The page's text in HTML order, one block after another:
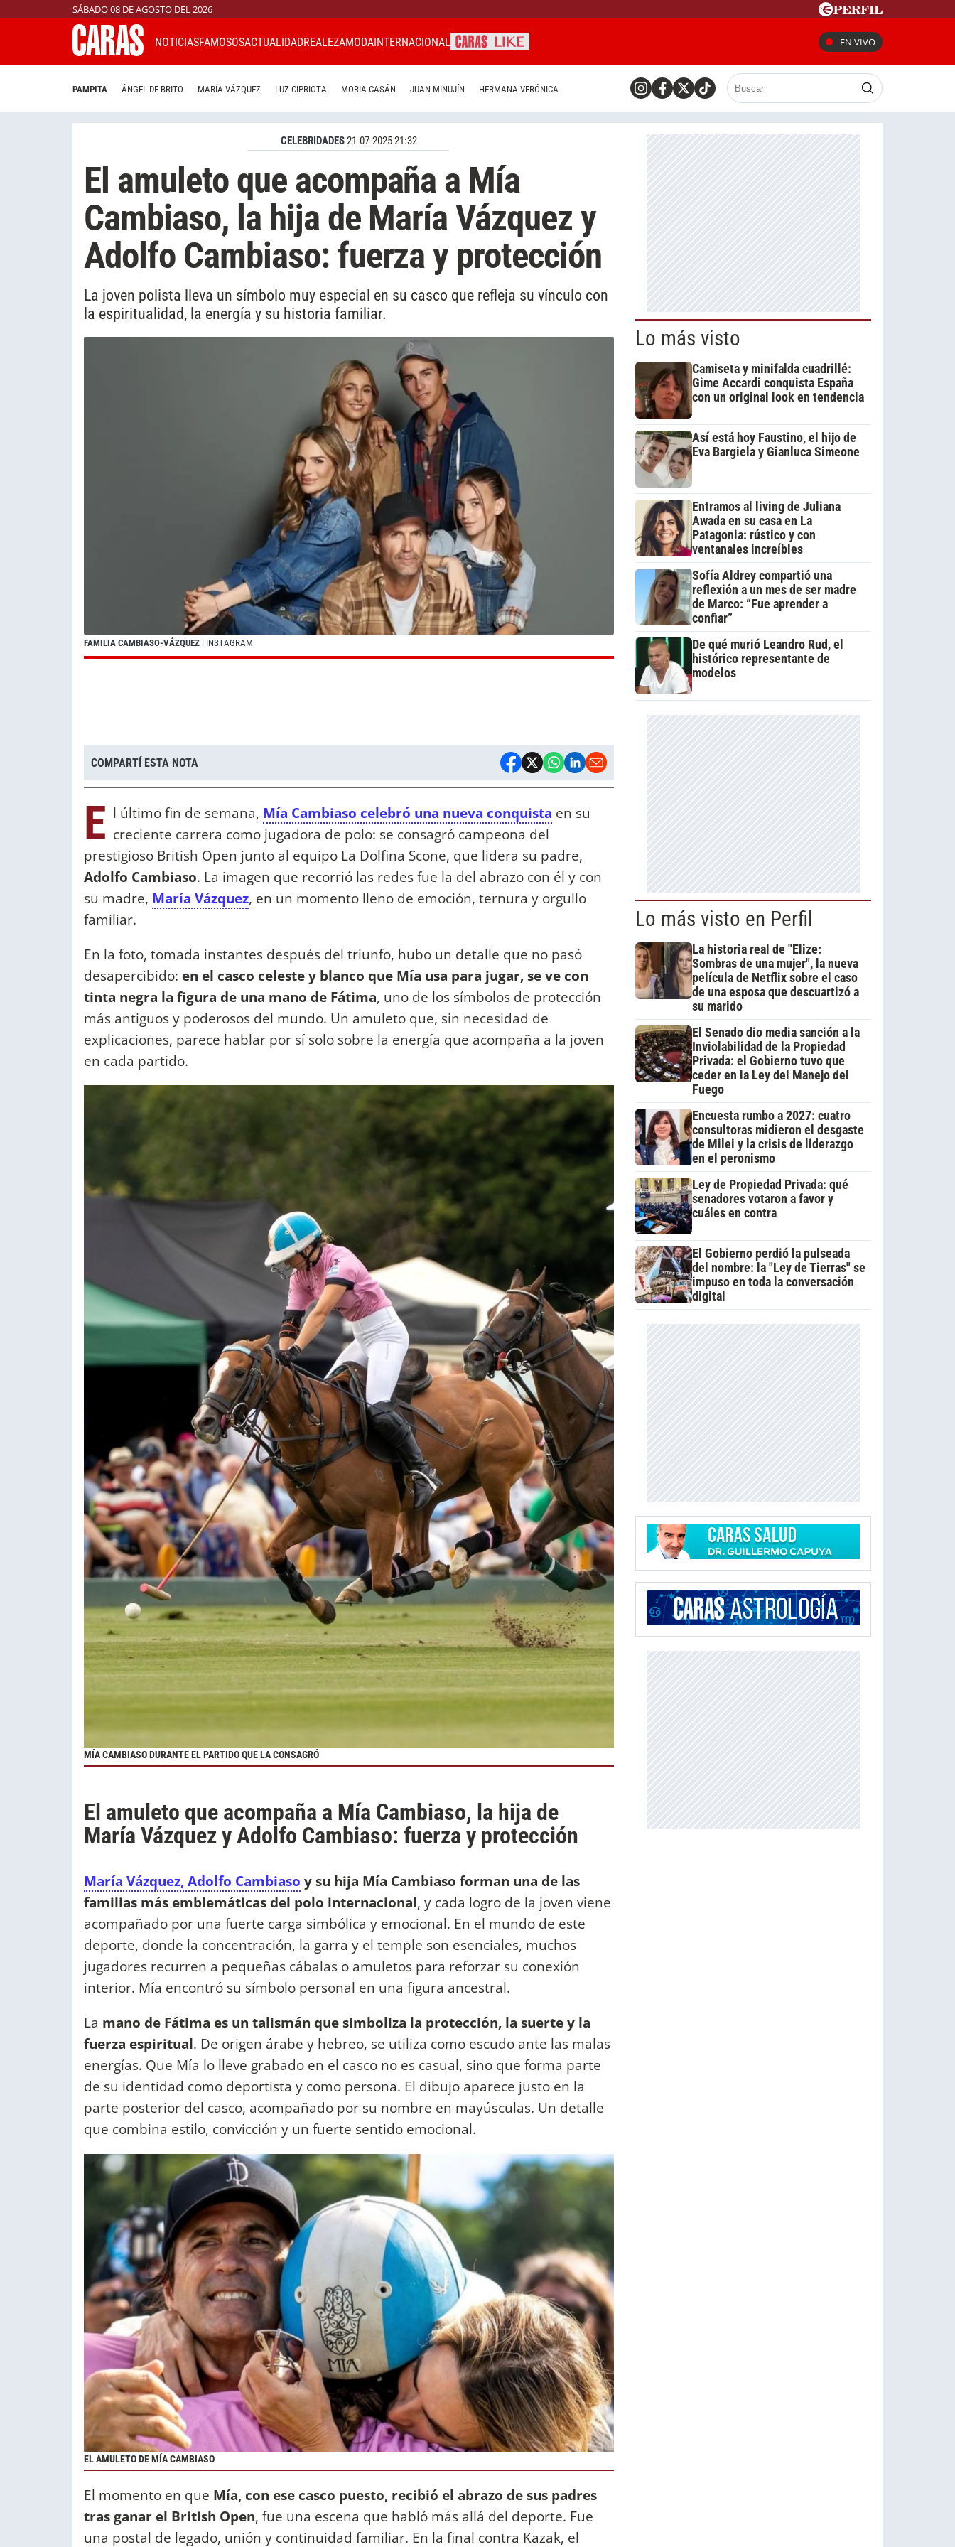
SÁBADO 08 DE AGOSTO DEL 2026
NOTICIASFAMOSOSACTUALIDADREALEZAMODAINTERNACIONAL EN VIVO
PAMPITA ÁNGEL DE BRITO MARÍA VÁZQUEZ LUZ CIPRIOTA MORIA CASÁN JUAN MINUJÍN HERMANA VERÓNICA
CELEBRIDADES21-07-2025 21:32
El amuleto que acompaña a Mía
Cambiaso, la hija de María Vázquez y
Adolfo Cambiaso: fuerza y protección
La joven polista lleva un símbolo muy especial en su casco que refleja su vínculo con
la espiritualidad, la energía y su historia familiar.
FAMILIA CAMBIASO-VÁZQUEZ | INSTAGRAM
COMPARTÍ ESTA NOTA
E l último fin de semana, Mía Cambiaso celebró una nueva conquista en su
creciente carrera como jugadora de polo: se consagró campeona del
prestigioso British Open junto al equipo La Dolfina Scone, que lidera su padre,
Adolfo Cambiaso. La imagen que recorrió las redes fue la del abrazo con él y con
su madre, María Vázquez, en un momento lleno de emoción, ternura y orgullo
familiar.
En la foto, tomada instantes después del triunfo, hubo un detalle que no pasó
desapercibido: en el casco celeste y blanco que Mía usa para jugar, se ve con
tinta negra la figura de una mano de Fátima, uno de los símbolos de protección
más antiguos y poderosos del mundo. Un amuleto que, sin necesidad de
explicaciones, parece hablar por sí solo sobre la energía que acompaña a la joven
en cada partido.
MÍA CAMBIASO DURANTE EL PARTIDO QUE LA CONSAGRÓ
El amuleto que acompaña a Mía Cambiaso, la hija de
María Vázquez y Adolfo Cambiaso: fuerza y protección
María Vázquez, Adolfo Cambiaso y su hija Mía Cambiaso forman una de las
familias más emblemáticas del polo internacional, y cada logro de la joven viene
acompañado por una fuerte carga simbólica y emocional. En el mundo de este
deporte, donde la concentración, la garra y el temple son esenciales, muchos
jugadores recurren a pequeñas cábalas o amuletos para reforzar su conexión
interior. Mía encontró su símbolo personal en una figura ancestral.
La mano de Fátima es un talismán que simboliza la protección, la suerte y la
fuerza espiritual. De origen árabe y hebreo, se utiliza como escudo ante las malas
energías. Que Mía lo lleve grabado en el casco no es casual, sino que forma parte
de su identidad como deportista y como persona. El dibujo aparece justo en la
parte posterior del casco, acompañado por su nombre en mayúsculas. Un detalle
que combina estilo, convicción y un fuerte sentido emocional.
EL AMULETO DE MÍA CAMBIASO
El momento en que Mía, con ese casco puesto, recibió el abrazo de sus padres
tras ganar el British Open, fue una escena que habló más allá del deporte. Fue
una postal de legado, unión y continuidad familiar. En la final contra Kazak, el
Lo más visto
Camiseta y minifalda cuadrillé:
Gime Accardi conquista España
con un original look en tendencia
Así está hoy Faustino, el hijo de
Eva Bargiela y Gianluca Simeone
Entramos al living de Juliana
Awada en su casa en La
Patagonia: rústico y con
ventanales increíbles
Sofía Aldrey compartió una
reflexión a un mes de ser madre
de Marco: “Fue aprender a
confiar”
De qué murió Leandro Rud, el
histórico representante de
modelos
Lo más visto en Perfil
La historia real de "Elize:
Sombras de una mujer", la nueva
película de Netflix sobre el caso
de una esposa que descuartizó a
su marido
El Senado dio media sanción a la
Inviolabilidad de la Propiedad
Privada: el Gobierno tuvo que
ceder en la Ley del Manejo del
Fuego
Encuesta rumbo a 2027: cuatro
consultoras midieron el desgaste
de Milei y la crisis de liderazgo
en el peronismo
Ley de Propiedad Privada: qué
senadores votaron a favor y
cuáles en contra
El Gobierno perdió la pulseada
del nombre: la "Ley de Tierras" se
impuso en toda la conversación
digital